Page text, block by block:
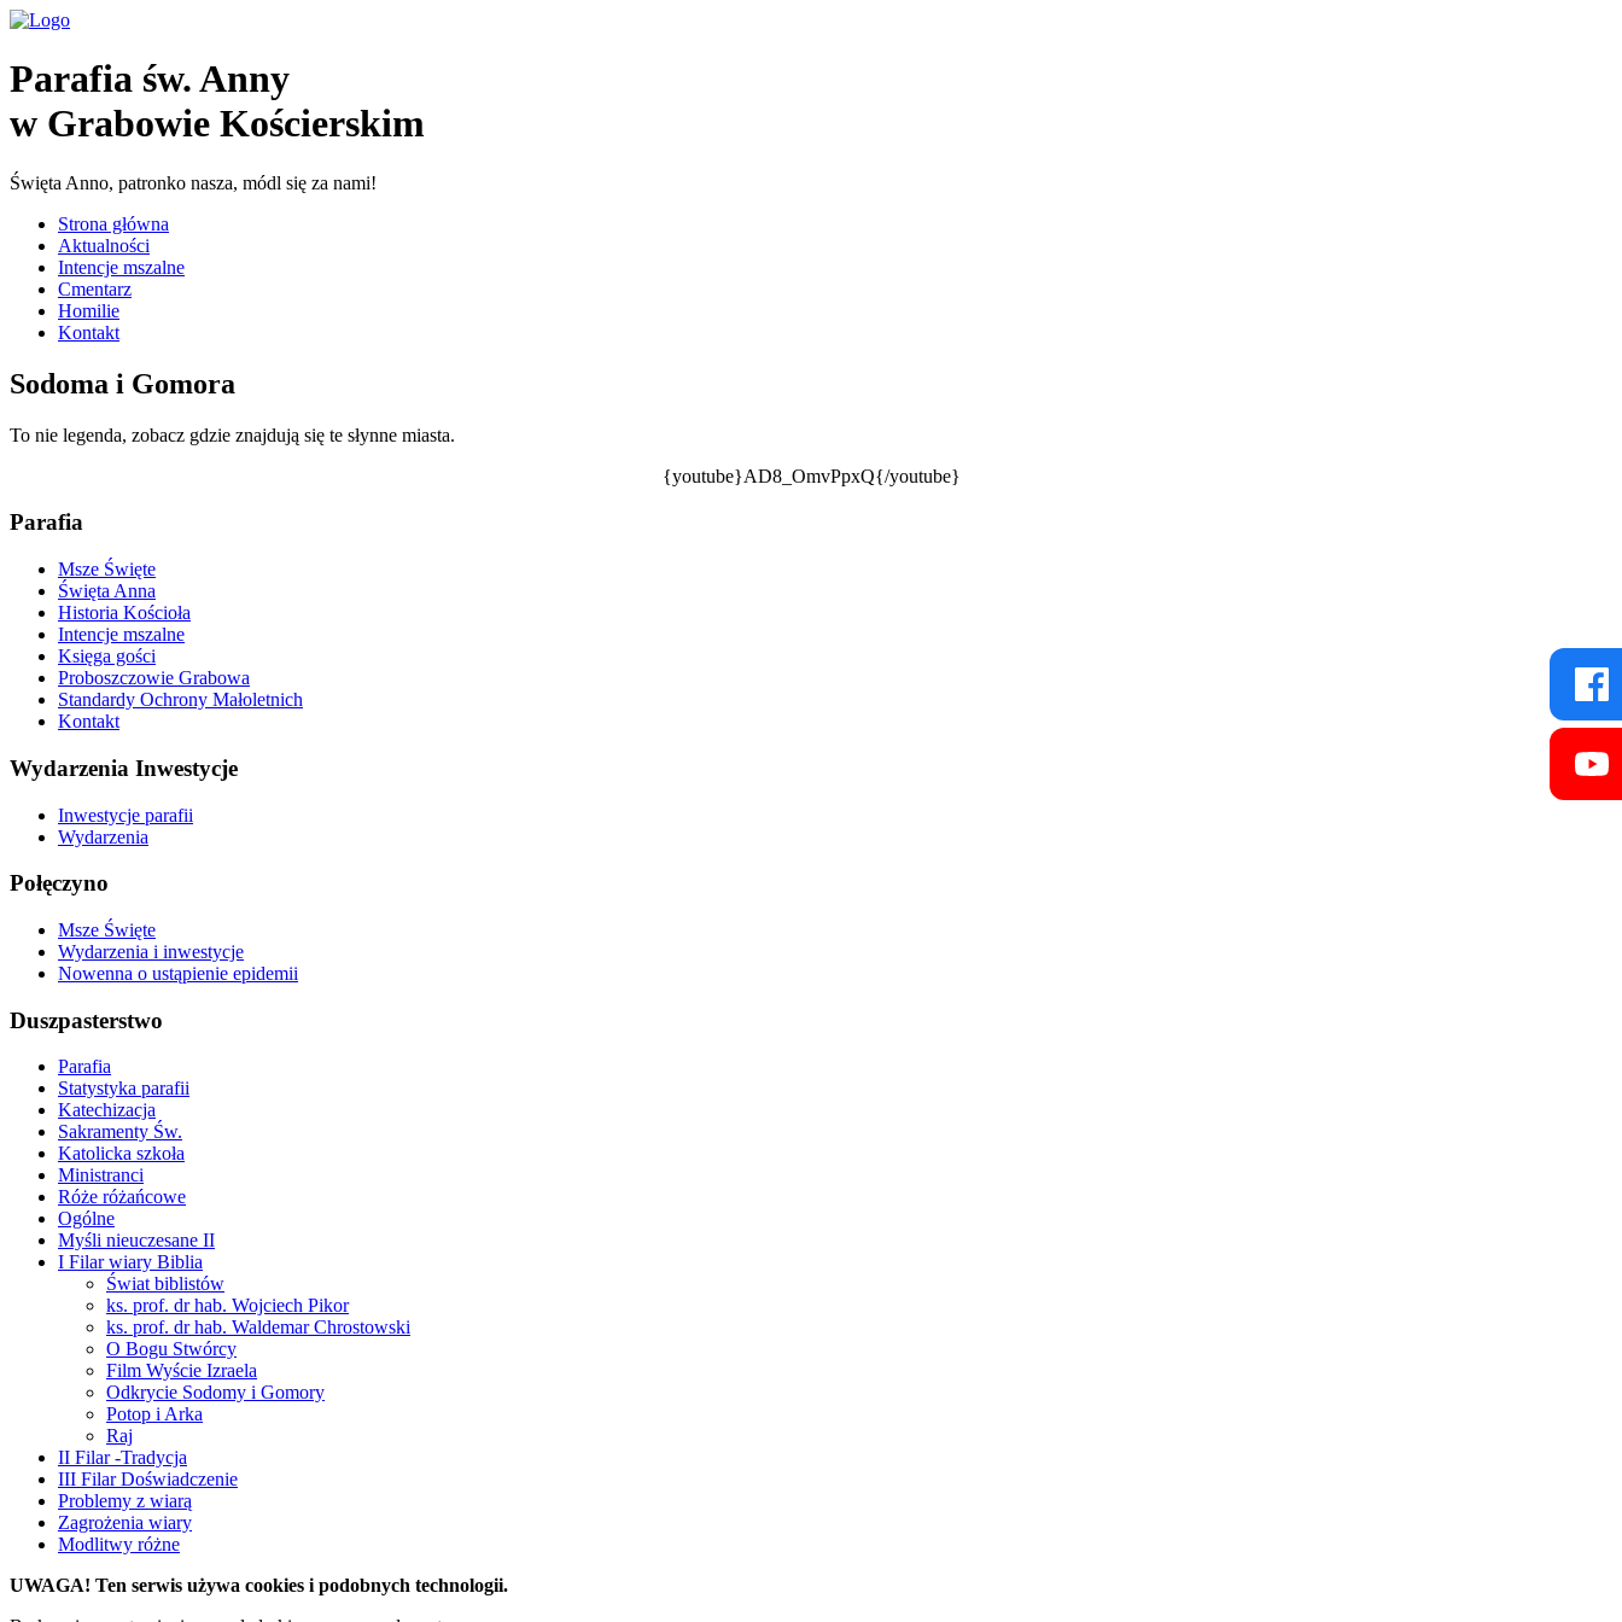
Parafia św. Anny
w Grabowie Kościerskim
Święta Anno, patronko nasza, módl się za nami!
Strona główna
Aktualności
Intencje mszalne
Cmentarz
Homilie
Kontakt
Sodoma i Gomora
To nie legenda, zobacz gdzie znajdują się te słynne miasta.
{youtube}AD8_OmvPpxQ{/youtube}
Parafia
Msze Święte
Święta Anna
Historia Kościoła
Intencje mszalne
Księga gości
Proboszczowie Grabowa
Standardy Ochrony Małoletnich
Kontakt
Wydarzenia Inwestycje
Inwestycje parafii
Wydarzenia
Połęczyno
Msze Święte
Wydarzenia i inwestycje
Nowenna o ustąpienie epidemii
Duszpasterstwo
Parafia
Statystyka parafii
Katechizacja
Sakramenty Św.
Katolicka szkoła
Ministranci
Róże różańcowe
Ogólne
Myśli nieuczesane II
I Filar wiary Biblia
Świat biblistów
ks. prof. dr hab. Wojciech Pikor
ks. prof. dr hab. Waldemar Chrostowski
O Bogu Stwórcy
Film Wyście Izraela
Odkrycie Sodomy i Gomory
Potop i Arka
Raj
II Filar -Tradycja
III Filar Doświadczenie
Problemy z wiarą
Zagrożenia wiary
Modlitwy różne
UWAGA! Ten serwis używa cookies i podobnych technologii.